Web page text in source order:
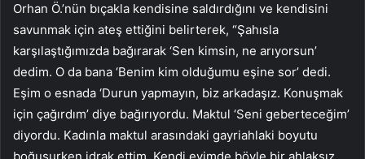
Orhan Ö.’nün bıçakla kendisine saldırdığını ve kendisini
savunmak için ateş ettiğini belirterek, “Şahısla
karşılaştığımızda bağırarak ‘Sen kimsin, ne arıyorsun’
dedim. O da bana ‘Benim kim olduğumu eşine sor’ dedi.
Eşim o esnada ‘Durun yapmayın, biz arkadaşız. Konuşmak
için çağırdım’ diye bağırıyordu. Maktul ‘Seni geberteceğim’
diyordu. Kadınla maktul arasındaki gayriahlaki boyutu